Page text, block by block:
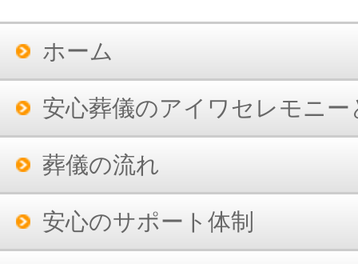
ホーム
安心葬儀のアイワセレモニー
葬儀の流れ
安心のサポート体制